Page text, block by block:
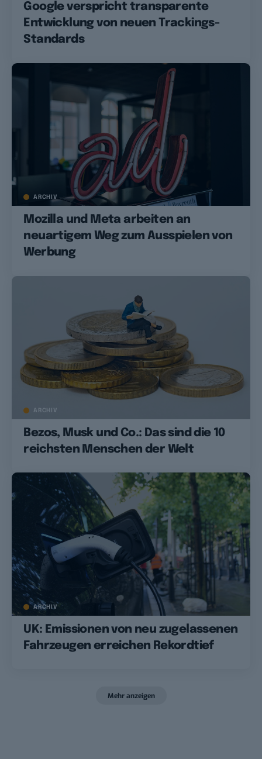
Google verspricht transparente
Entwicklung von neuen Trackings-
Standards
ARCHIV
Mozilla und Meta arbeiten an
neuartigem Weg zum Ausspielen von
Werbung
ARCHIV
Bezos, Musk und Co.: Das sind die 10
reichsten Menschen der Welt
ARCHIV
UK: Emissionen von neu zugelassenen
Fahrzeugen erreichen Rekordtief
Mehr anzeigen